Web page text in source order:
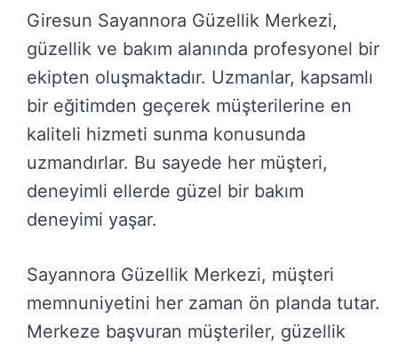
Giresun Sayannora Güzellik Merkezi,
güzellik ve bakım alanında profesyonel bir
ekipten oluşmaktadır. Uzmanlar, kapsamlı
bir eğitimden geçerek müşterilerine en
kaliteli hizmeti sunma konusunda
uzmandırlar. Bu sayede her müşteri,
deneyimli ellerde güzel bir bakım
deneyimi yaşar.
Sayannora Güzellik Merkezi, müşteri
memnuniyetini her zaman ön planda tutar.
Merkeze başvuran müşteriler, güzellik